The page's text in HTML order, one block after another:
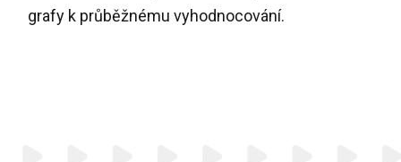
grafy k průběžnému vyhodnocování.